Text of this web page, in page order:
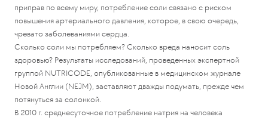
приправ по всему миру, потребление соли связано с риском
повышения артериального давления, которое, в свою очередь,
чревато заболеваниями сердца.
Сколько соли мы потребляем? Сколько вреда наносит соль
здоровью? Результаты исследований, проведенных экспертной
группой NUTRICODE, опубликованные в медицинском журнале
Новой Англии (NEJM), заставляют дважды подумать, прежде чем
потянуться за солонкой.
В 2010 г. среднесуточное потребление натрия на человека